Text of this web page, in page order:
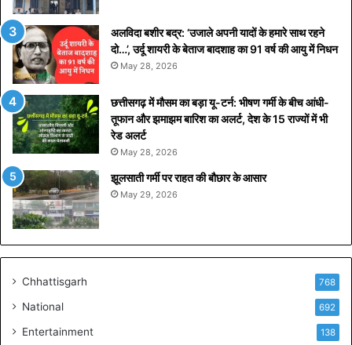
में
1
0
ह
जा
र
क
रो
ड़
की
क
मा
ई
का
कॉ
अलविदा बशीर बद्र: ‘उजाले अपनी यादों के हमारे साथ रहने
दो…’, उर्दू शायरी के बेताज बादशाह का 91 वर्ष की आयु में निधन
May 28, 2026
छत्तीसगढ़ में मौसम का बड़ा यू-टर्न: भीषण गर्मी के बीच आंधी-
तूफान और झमाझम बारिश का अलर्ट, देश के 15 राज्यों में भी
रेड अलर्ट
May 28, 2026
झूलसाती गर्मी पर राहत की बौछार के आसार
May 29, 2026
Chhattisgarh 768
National 692
Entertainment 138